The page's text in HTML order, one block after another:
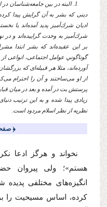
1. البته در بین جامعه‌شناسان
دینى كه بشر به آن گرایش پیدا
ادیان شرك‌آمیز پدید آمده‌اند یا
شرك‌آمیز به وحدت گراییده‌اند و در
بر این عقیده‌اند كه بشر ابتدا
گوناگونىِ عوامل اجتماعى، انواعى
آورده‌اند، مثلا هر قبیله‌اى كه
از او مى‌ساختند و آن را احترام
پرستش بت در آمده و بعد در میان
زیادى پیدا شده و به این ترتیب
نظریه از نظر اسلام مردود است.
﴿ صفحه
نخواند و هرگز ادعا
هستم»؛ ولى پیروان
انگیزه‌هاى مختلفى
كرده، اساس مسیحیت را بر